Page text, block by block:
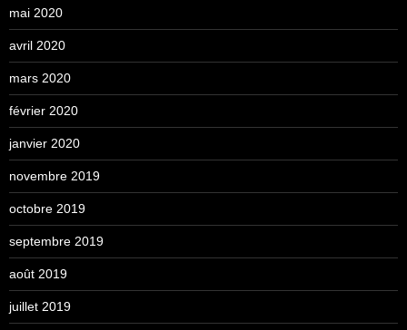
mai 2020
avril 2020
mars 2020
février 2020
janvier 2020
novembre 2019
octobre 2019
septembre 2019
août 2019
juillet 2019